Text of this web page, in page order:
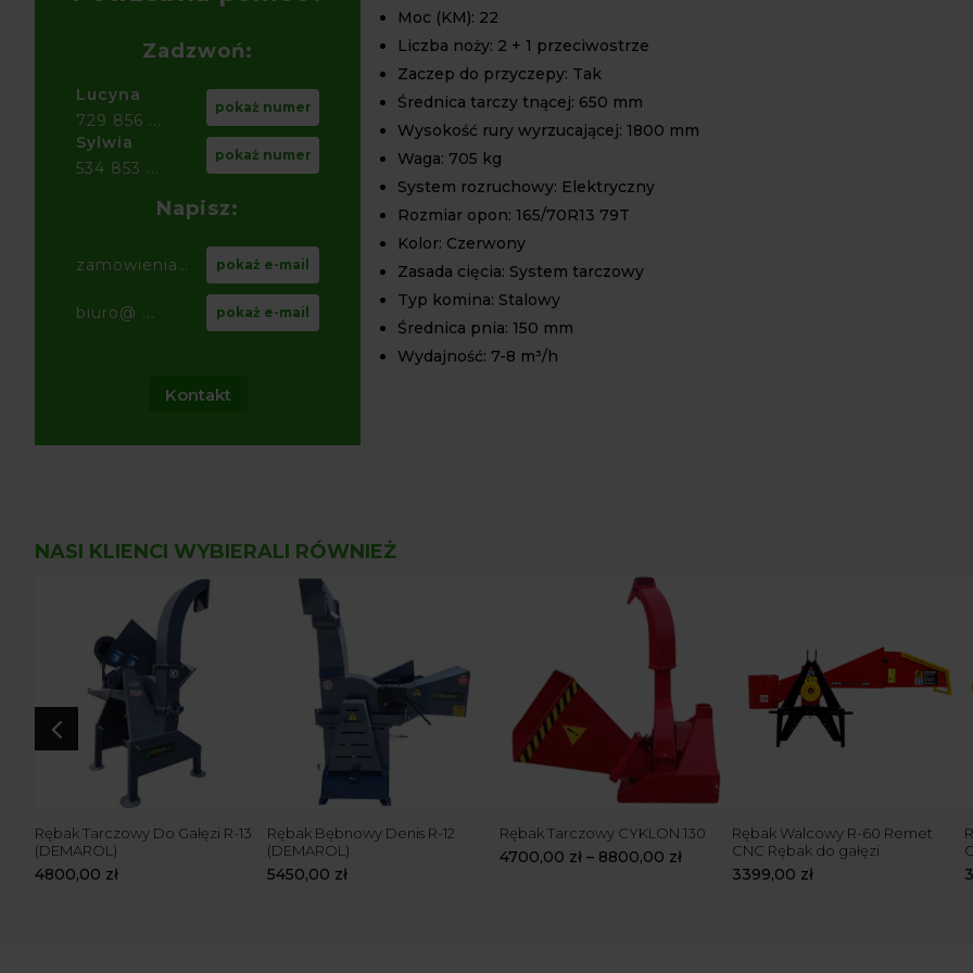
Zadzwoń:
Lucyna
729 856 ...
pokaż numer
Sylwia
534 853 ...
pokaż numer
Napisz:
zamowienia@ ... pokaż e-mail
biuro@ ... pokaż e-mail
Kontakt
Moc (KM): 22
Liczba noży: 2 + 1 przeciwostrze
Zaczep do przyczepy: Tak
Średnica tarczy tnącej: 650 mm
Wysokość rury wyrzucającej: 1800 mm
Waga: 705 kg
System rozruchowy: Elektryczny
Rozmiar opon: 165/70R13 79T
Kolor: Czerwony
Zasada cięcia: System tarczowy
Typ komina: Stalowy
Średnica pnia: 150 mm
Wydajność: 7-8 m³/h
NASI KLIENCI WYBIERALI RÓWNIEŻ
4
Rębak Tarczowy Do Gałęzi R-13
(DEMAROL)
4800,00 zł
Rębak Bębnowy Denis R-12
(DEMAROL)
5450,00 zł
Rębak Tarczowy CYKLON 130
4700,00 zł – 8800,00 zł
Rębak Walcowy R-60 Remet
CNC Rębak do gałęzi
3399,00 zł